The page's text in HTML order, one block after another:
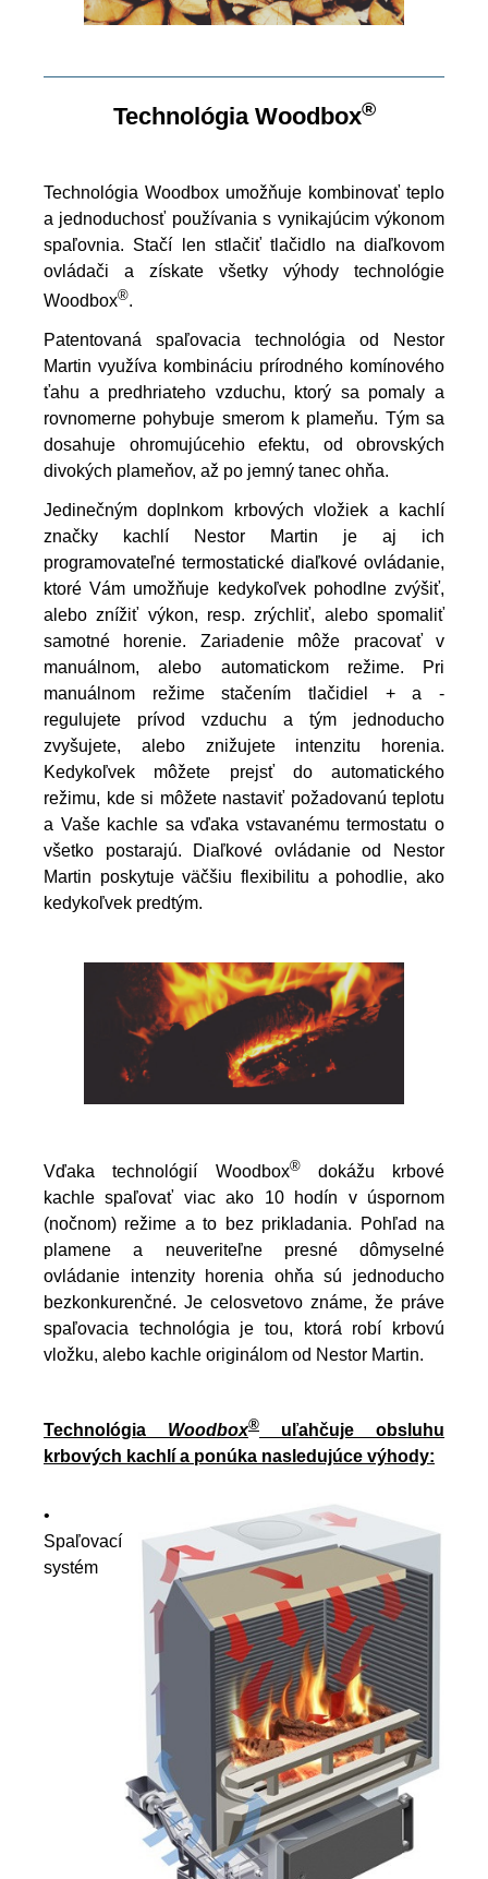
Technológia Woodbox®
Technológia Woodbox umožňuje kombinovať teplo
a jednoduchosť používania s vynikajúcim výkonom
spaľovnia. Stačí len stlačiť tlačidlo na diaľkovom
ovládači a získate všetky výhody technológie
Woodbox®.
Patentovaná spaľovacia technológia od Nestor
Martin využíva kombináciu prírodného komínového
ťahu a predhriateho vzduchu, ktorý sa pomaly a
rovnomerne pohybuje smerom k plameňu. Tým sa
dosahuje ohromujúcehio efektu, od obrovských
divokých plameňov, až po jemný tanec ohňa.
Jedinečným doplnkom krbových vložiek a kachlí
značky kachlí Nestor Martin je aj ich
programovateľné termostatické diaľkové ovládanie,
ktoré Vám umožňuje kedykoľvek pohodlne zvýšiť,
alebo znížiť výkon, resp. zrýchliť, alebo spomaliť
samotné horenie. Zariadenie môže pracovať v
manuálnom, alebo automatickom režime. Pri
manuálnom režime stačením tlačidiel + a -
regulujete prívod vzduchu a tým jednoducho
zvyšujete, alebo znižujete intenzitu horenia.
Kedykoľvek môžete prejsť do automatického
režimu, kde si môžete nastaviť požadovanú teplotu
a Vaše kachle sa vďaka vstavanému termostatu o
všetko postarajú. Diaľkové ovládanie od Nestor
Martin poskytuje väčšiu flexibilitu a pohodlie, ako
kedykoľvek predtým.
Vďaka technológií Woodbox®dokážu krbové
kachle spaľovať viac ako 10 hodín v úspornom
(nočnom) režime a to bez prikladania. Pohľad na
plamene a neuveriteľne presné dômyselné
ovládanie intenzity horenia ohňa sú jednoducho
bezkonkurenčné. Je celosvetovo známe, že práve
spaľovacia technológia je tou, ktorá robí krbovú
vložku, alebo kachle originálom od Nestor Martin.
Technológia Woodbox® uľahčuje obsluhu
krbových kachlí a ponúka nasledujúce výhody:
•
Spaľovací
systém